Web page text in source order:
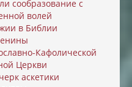
cообразование с
волей
в Библии
Кафолической
Церкви
аскетики